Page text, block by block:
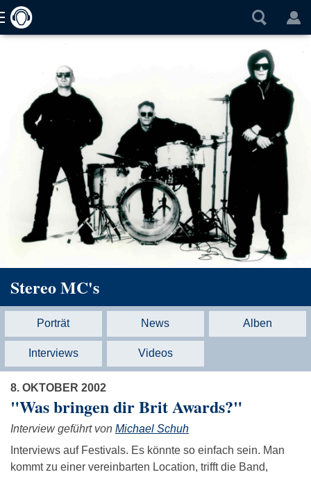
Stereo MC's
Porträt News Alben
Interviews Videos
8. OKTOBER 2002
"Was bringen dir Brit Awards?"
Interview geführt von Michael Schuh
Interviews auf Festivals. Es könnte so einfach sein. Man
kommt zu einer vereinbarten Location, trifft die Band,